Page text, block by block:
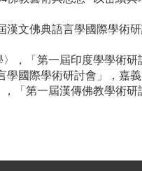
文佛典語言學國際學術研
，「第一屆印度學學術研
國際學術研討會」，嘉義
「第一屆漢傳佛教學術研